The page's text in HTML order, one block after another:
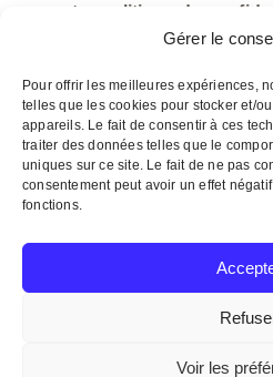
Gérer le
Pour offrir les meilleures expériences,
telles que les cookies pour stocker et/
appareils. Le fait de consentir à ces
traiter des données telles que le
uniques sur ce site. Le fait de ne pas
consentement peut avoir un effet
fonctions.
Voir les
notre politique de
utilisation des données).
2026 Un